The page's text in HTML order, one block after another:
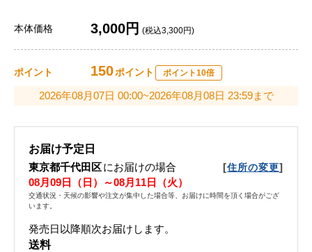
本体価格 3,000円 (税込3,300円)
ポイント 150ポイント ポイント10倍
2026年08月07日 00:00~2026年08月08日 23:59まで
お届け予定日
東京都千代田区にお届けの場合 [住所の変更]
08月09日（日）～08月11日（火）
交通状況・天候の影響や注文が集中した場合等、お届けに時間を頂く場合がござ
います。
発売日以降順次お届けします。
送料